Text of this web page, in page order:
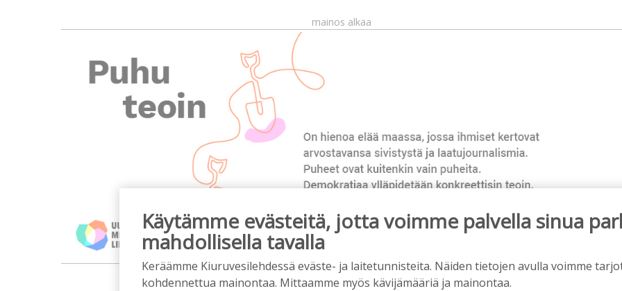
mainos alkaa
mainos päättyy
Käytämme evästeitä, jotta voimme palvella sinua
mahdollisella tavalla
Keräämme Kiuruvesilehdessä eväste- ja laitetunnisteita. Näiden tietojen avulla voimme
kohdennettua mainontaa. Mittaamme myös kävijämääriä ja mainontaa.